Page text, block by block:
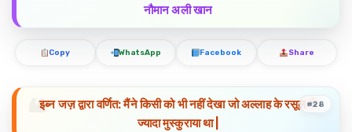
नौमान अली खान
Copy WhatsApp Facebook Share
इब्न जज़ द्वारा वर्णित: मैंने किसी को भी नहीं देखा जो अल्लाह के रसूल से
ज्यादा मुस्कुराया था |
#28